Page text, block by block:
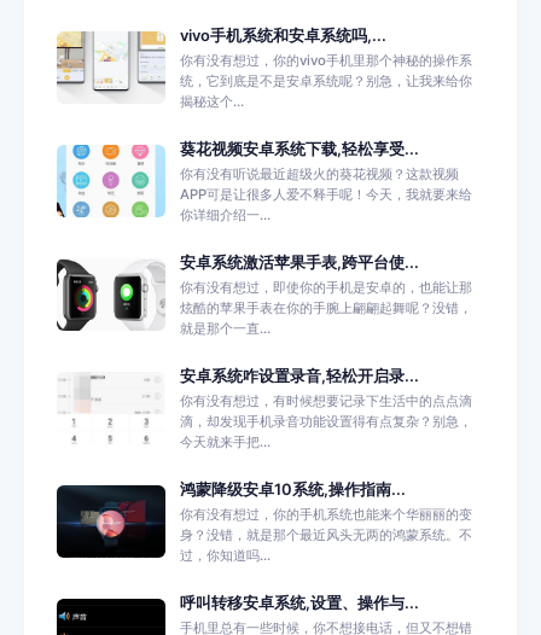
vivo手机系统和安卓系统吗,...
你有没有想过，你的vivo手机里那个神秘的操作系
统，它到底是不是安卓系统呢？别急，让我来给你
揭秘这个...
葵花视频安卓系统下载,轻松享受...
你有没有听说最近超级火的葵花视频？这款视频
APP可是让很多人爱不释手呢！今天，我就要来给
你详细介绍一...
安卓系统激活苹果手表,跨平台使...
你有没有想过，即使你的手机是安卓的，也能让那
炫酷的苹果手表在你的手腕上翩翩起舞呢？没错，
就是那个一直...
安卓系统咋设置录音,轻松开启录...
你有没有想过，有时候想要记录下生活中的点点滴
滴，却发现手机录音功能设置得有点复杂？别急，
今天就来手把...
鸿蒙降级安卓10系统,操作指南...
你有没有想过，你的手机系统也能来个华丽丽的变
身？没错，就是那个最近风头无两的鸿蒙系统。不
过，你知道吗...
呼叫转移安卓系统,设置、操作与...
手机里总有一些时候，你不想接电话，但又不想错